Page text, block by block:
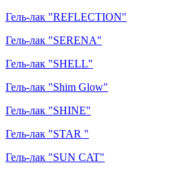
Гель-лак "REFLECTION"
Гель-лак "SERENA"
Гель-лак "SHELL"
Гель-лак "Shim Glow"
Гель-лак "SHINE"
Гель-лак "STAR "
Гель-лак "SUN CAT"